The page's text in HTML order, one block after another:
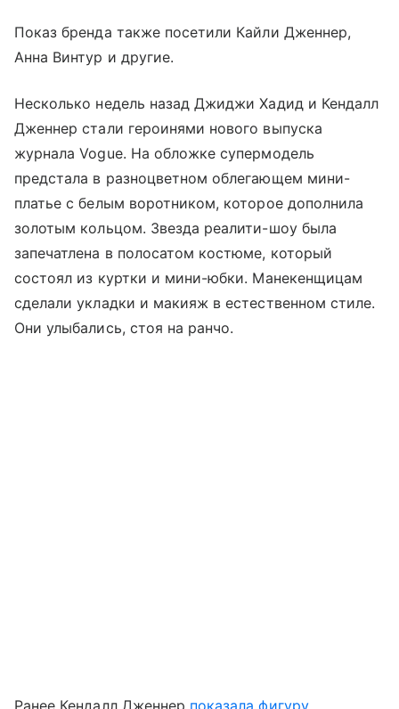
Показ бренда также посетили Кайли Дженнер,
Анна Винтур и другие.
Несколько недель назад Джиджи Хадид и Кендалл
Дженнер стали героинями нового выпуска
журнала Vogue. На обложке супермодель
предстала в разноцветном облегающем мини-
платье с белым воротником, которое дополнила
золотым кольцом. Звезда реалити-шоу была
запечатлена в полосатом костюме, который
состоял из куртки и мини-юбки. Манекенщицам
сделали укладки и макияж в естественном стиле.
Они улыбались, стоя на ранчо.
Ранее Кендалл Дженнер показала фигуру